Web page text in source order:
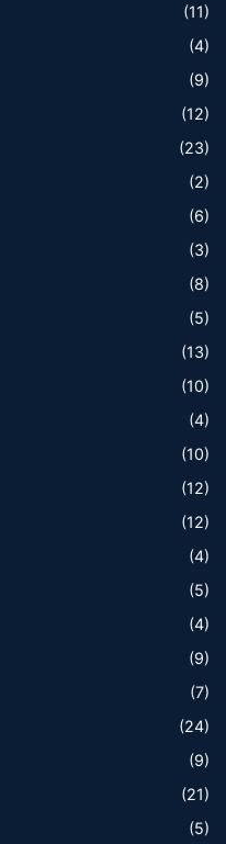
(11)
(4)
(9)
(12)
(23)
(2)
(6)
(3)
(8)
(5)
(13)
(10)
(4)
(10)
(12)
(12)
(4)
(5)
(4)
(9)
(7)
(24)
(9)
(21)
(5)